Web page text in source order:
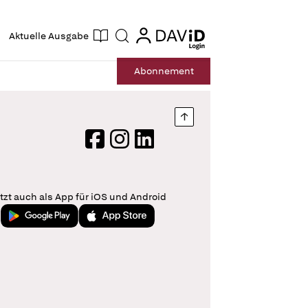
Aktuelle Ausgabe Suche login
login
Abonnement
Nach oben springen
FacebookInstagram
LinkedIn
auch als App für iOS und Android
Jetzt bei Google PlayLaden im App Store